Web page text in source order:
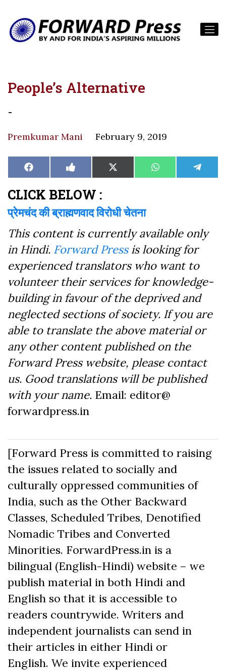
People’s Alternative
-
Premkumar Mani February 9, 2019
Share
on
Facebook Share
on
Like
on
Share
on
X
(Twitter)
Share
on
WhatsAppShare
on
CLICK BELOW :
प्रेमचंद की ब्राह्मणवाद विरोधी चेतना
This content is currently available only
in Hindi. Forward Pressis looking for
experienced translators who want to
volunteer their services for knowledge-
building in favour of the deprived and
neglected sections of society. If you are
able to translate the above material or
any other content published on the
Forward Press website, please contact
us. Good translations will be published
with your name. Email: editor@
forwardpress.in
[Forward Press is committed to raising
the issues related to socially and
culturally oppressed communities of
India, such as the Other Backward
Classes, Scheduled Tribes, Denotified
Nomadic Tribes and Converted
Minorities. ForwardPress.in is a
bilingual (English-Hindi) website – we
publish material in both Hindi and
English so that it is accessible to
readers countrywide. Writers and
independent journalists can send in
their articles in either Hindi or
English. We invite experienced